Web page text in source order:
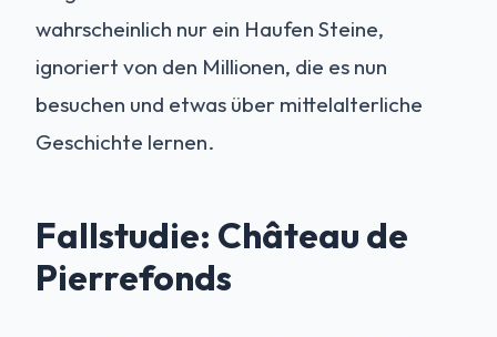
wahrscheinlich nur ein Haufen Steine,
ignoriert von den Millionen, die es nun
besuchen und etwas über mittelalterliche
Geschichte lernen.
Fallstudie: Château de
Pierrefonds